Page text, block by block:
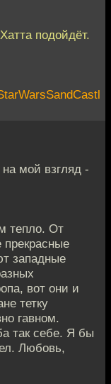
подойдёт.
мой взгляд -
тепло. От
западные
вот они и
тетку
гавном.
так себе. Я бы
Любовь,